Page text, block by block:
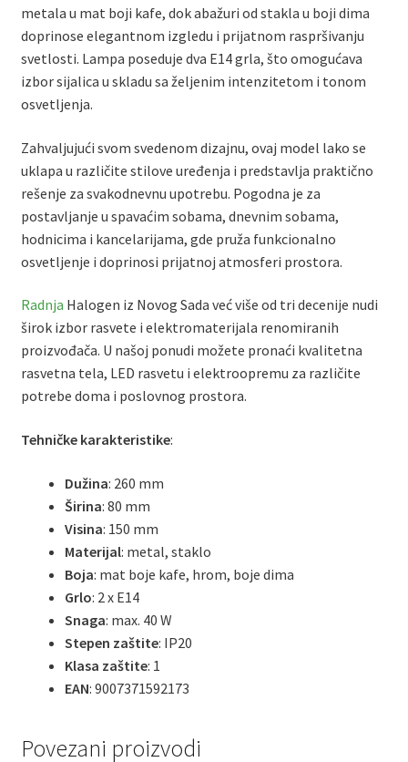
metala u mat boji kafe, dok abažuri od stakla u boji dima
doprinose elegantnom izgledu i prijatnom raspršivanju
svetlosti. Lampa poseduje dva E14 grla, što omogućava
izbor sijalica u skladu sa željenim intenzitetom i tonom
osvetljenja.
Zahvaljujući svom svedenom dizajnu, ovaj model lako se
uklapa u različite stilove uređenja i predstavlja praktično
rešenje za svakodnevnu upotrebu. Pogodna je za
postavljanje u spavaćim sobama, dnevnim sobama,
hodnicima i kancelarijama, gde pruža funkcionalno
osvetljenje i doprinosi prijatnoj atmosferi prostora.
Radnja Halogen iz Novog Sada već više od tri decenije nudi
širok izbor rasvete i elektromaterijala renomiranih
proizvođača. U našoj ponudi možete pronaći kvalitetna
rasvetna tela, LED rasvetu i elektroopremu za različite
potrebe doma i poslovnog prostora.
Tehničke karakteristike:
Dužina: 260 mm
Širina: 80 mm
Visina: 150 mm
Materijal: metal, staklo
Boja: mat boje kafe, hrom, boje dima
Grlo: 2 x E14
Snaga: max. 40 W
Stepen zaštite: IP20
Klasa zaštite: 1
EAN: 9007371592173
Povezani proizvodi